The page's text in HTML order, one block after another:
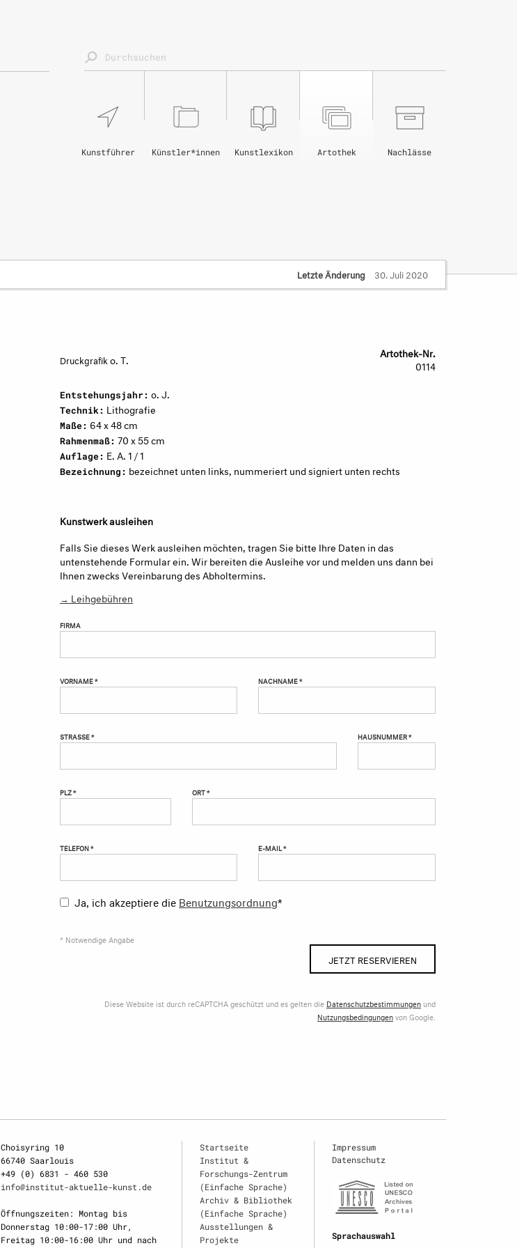
Nachlässe
Artothek
Kunstlexikon
Künstler*innen
Kunstführer
Letzte Änderung 30. Juli 2020
Druckgrafik o. T.
Artothek-Nr.
0114
Entstehungsjahr: o. J.
Technik: Lithografie
Maße: 64 x 48 cm
Rahmenmaß: 70 x 55 cm
Auflage: E. A. 1 / 1
Bezeichnung: bezeichnet unten links, nummeriert und signiert unten rechts
Kunstwerk ausleihen
Falls Sie dieses Werk ausleihen möchten, tragen Sie bitte Ihre Daten in das
untenstehende Formular ein. Wir bereiten die Ausleihe vor und melden uns dann bei
Ihnen zwecks Vereinbarung des Abholtermins.
→ Leihgebühren
FIRMA
VORNAME * NACHNAME *
STRASSE * HAUSNUMMER *
PLZ * ORT *
TELEFON * E-MAIL *
Ja, ich akzeptiere die Benutzungsordnung*
* Notwendige Angabe
JETZT RESERVIEREN
Diese Website ist durch reCAPTCHA geschützt und es gelten die Datenschutzbestimmungen und
Nutzungsbedingungenvon Google.
Choisyring 10
66740 Saarlouis
+49 (0) 6831 - 460 530
info@institut-aktuelle-kunst.de
Öffnungszeiten: Montag bis
Donnerstag 10:00-17:00 Uhr,
Freitag 10:00-16:00 Uhr und nach
Startseite
Institut &
Forschungs-Zentrum
(Einfache Sprache)
Archiv & Bibliothek
(Einfache Sprache)
Ausstellungen &
Projekte
Impressum
Datenschutz
Sprachauswahl